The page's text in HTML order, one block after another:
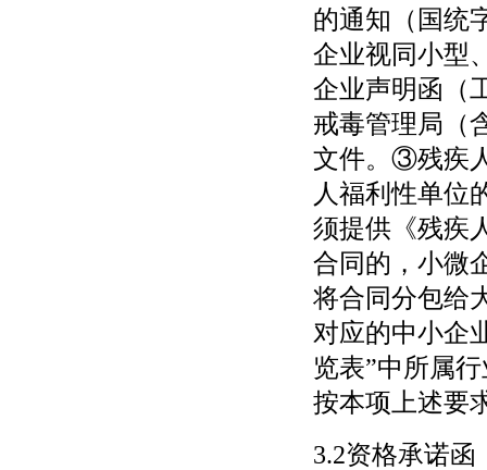
的通知（国统
企业视同小型
企业声明函（
戒毒管理局（
文件。③残疾
人福利性单位
须提供《残疾
合同的，小微
将合同分包给
对应的中小企
览表”中所属
按本项上述要
3.2资格承诺